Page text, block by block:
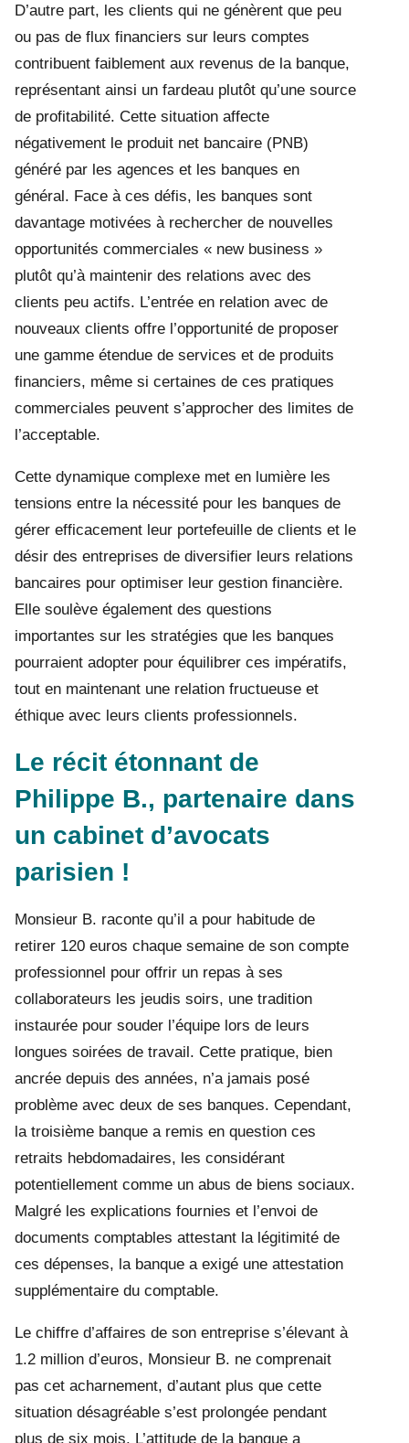
D’autre part, les clients qui ne génèrent que peu
ou pas de flux financiers sur leurs comptes
contribuent faiblement aux revenus de la banque,
représentant ainsi un fardeau plutôt qu’une source
de profitabilité. Cette situation affecte
négativement le produit net bancaire (PNB)
généré par les agences et les banques en
général. Face à ces défis, les banques sont
davantage motivées à rechercher de nouvelles
opportunités commerciales « new business »
plutôt qu’à maintenir des relations avec des
clients peu actifs. L’entrée en relation avec de
nouveaux clients offre l’opportunité de proposer
une gamme étendue de services et de produits
financiers, même si certaines de ces pratiques
commerciales peuvent s’approcher des limites de
l’acceptable.
Cette dynamique complexe met en lumière les
tensions entre la nécessité pour les banques de
gérer efficacement leur portefeuille de clients et le
désir des entreprises de diversifier leurs relations
bancaires pour optimiser leur gestion financière.
Elle soulève également des questions
importantes sur les stratégies que les banques
pourraient adopter pour équilibrer ces impératifs,
tout en maintenant une relation fructueuse et
éthique avec leurs clients professionnels.
Le récit étonnant de
Philippe B., partenaire dans
un cabinet d’avocats
parisien !
Monsieur B. raconte qu’il a pour habitude de
retirer 120 euros chaque semaine de son compte
professionnel pour offrir un repas à ses
collaborateurs les jeudis soirs, une tradition
instaurée pour souder l’équipe lors de leurs
longues soirées de travail. Cette pratique, bien
ancrée depuis des années, n’a jamais posé
problème avec deux de ses banques. Cependant,
la troisième banque a remis en question ces
retraits hebdomadaires, les considérant
potentiellement comme un abus de biens sociaux.
Malgré les explications fournies et l’envoi de
documents comptables attestant la légitimité de
ces dépenses, la banque a exigé une attestation
supplémentaire du comptable.
Le chiffre d’affaires de son entreprise s’élevant à
1.2 million d’euros, Monsieur B. ne comprenait
pas cet acharnement, d’autant plus que cette
situation désagréable s’est prolongée pendant
plus de six mois. L’attitude de la banque a